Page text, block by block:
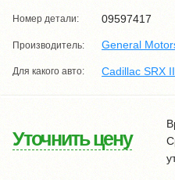
Номер детали: 09597417
Производитель: General
Для какого авто: Cadillac SRX ІІ
Уточнить цену